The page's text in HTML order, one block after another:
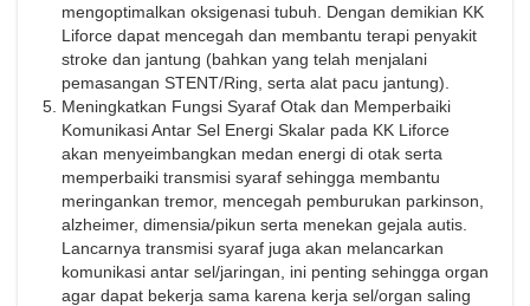
mengoptimalkan oksigenasi tubuh. Dengan demikian KK
Liforce dapat mencegah dan membantu terapi penyakit
stroke dan jantung (bahkan yang telah menjalani
pemasangan STENT/Ring, serta alat pacu jantung).
Meningkatkan Fungsi Syaraf Otak dan Memperbaiki
Komunikasi Antar Sel Energi Skalar pada KK Liforce
akan menyeimbangkan medan energi di otak serta
memperbaiki transmisi syaraf sehingga membantu
meringankan tremor, mencegah pemburukan parkinson,
alzheimer, dimensia/pikun serta menekan gejala autis.
Lancarnya transmisi syaraf juga akan melancarkan
komunikasi antar sel/jaringan, ini penting sehingga organ
agar dapat bekerja sama karena kerja sel/organ saling